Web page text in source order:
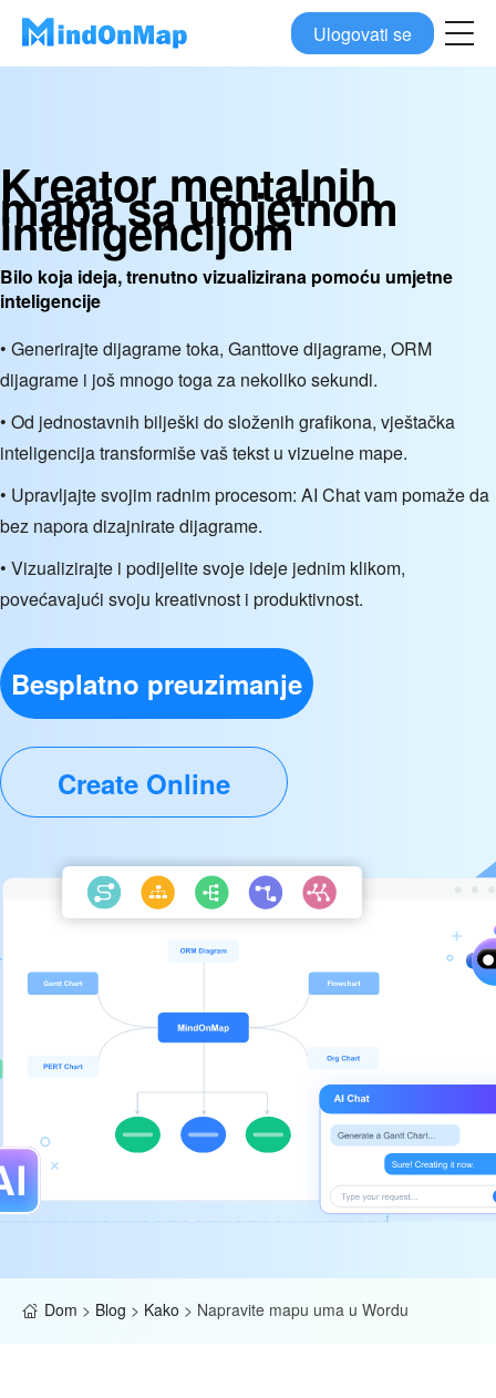
Ulogovati se
Kreator mentalnih
mapa sa umjetnom
inteligencijom
Bilo koja ideja, trenutno vizualizirana pomoću umjetne
inteligencije
• Generirajte dijagrame toka, Ganttove dijagrame, ORM
dijagrame i još mnogo toga za nekoliko sekundi.
• Od jednostavnih bilješki do složenih grafikona, vještačka
inteligencija transformiše vaš tekst u vizuelne mape.
• Upravljajte svojim radnim procesom: AI Chat vam pomaže da
bez napora dizajnirate dijagrame.
• Vizualizirajte i podijelite svoje ideje jednim klikom,
povećavajući svoju kreativnost i produktivnost.
Besplatno preuzimanje
Create Online
Dom > Blog > Kako > Napravite mapu uma u Wordu